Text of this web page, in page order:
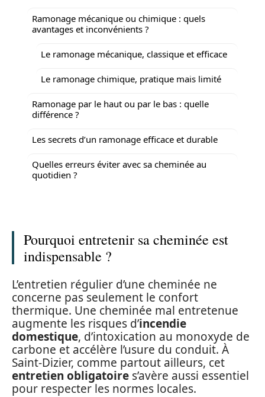
Ramonage mécanique ou chimique : quels
avantages et inconvénients ?
Le ramonage mécanique, classique et efficace
Le ramonage chimique, pratique mais limité
Ramonage par le haut ou par le bas : quelle
différence ?
Les secrets d’un ramonage efficace et durable
Quelles erreurs éviter avec sa cheminée au
quotidien ?
Pourquoi entretenir sa cheminée est
indispensable ?
L’entretien régulier d’une cheminée ne
concerne pas seulement le confort
thermique. Une cheminée mal entretenue
augmente les risques d’incendie
domestique, d’intoxication au monoxyde de
carbone et accélère l’usure du conduit. À
Saint-Dizier, comme partout ailleurs, cet
entretien obligatoire s’avère aussi essentiel
pour respecter les normes locales.